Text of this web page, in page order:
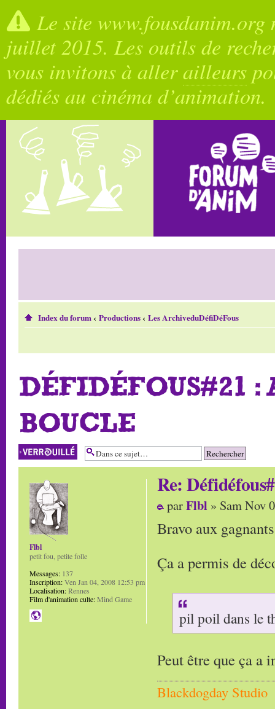
Le site
juillet 2015. Les outils de
vous invitons à allerailleurs
dédiés au cinéma d’animation.
Index du forum‹ Productions‹ Les ArchiveduDéfiDéFous
DÉFIDÉFOUS#21 :
BOUCLE
Sujet verrouillé
Re:
parFlbl » Sam Nov
Bravo aux
Ça a permis de
pil poil dans le
Peut être que ça a
Blackdogday Studio
Flbl
petit fou, petite folle
Messages: 137
Inscription:Ven Jan 04, 2008 12:53 pm
Localisation:Rennes
Film d'animation culte:Mind Game